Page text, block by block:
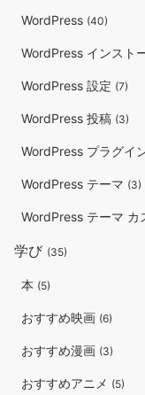
WordPress (40)
WordPress インスト
WordPress 設定 (7)
WordPress 投稿 (3)
WordPress プラグイ
WordPress テーマ (3)
WordPress テーマ カ
学び (35)
本 (5)
おすすめ映画 (6)
おすすめ漫画 (3)
おすすめアニメ (5)